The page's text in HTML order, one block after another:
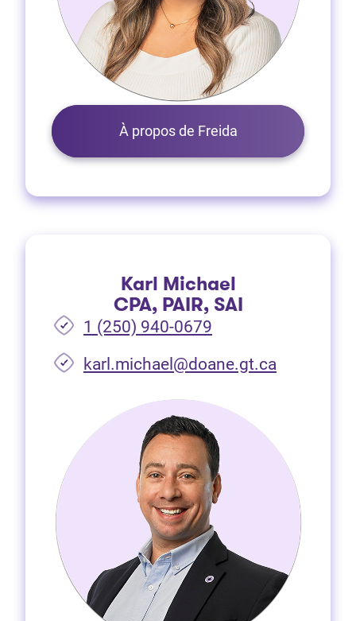
À propos de Freida
Karl Michael
CPA, PAIR, SAI
1 (250) 940-0679
karl.michael@doane.gt.ca